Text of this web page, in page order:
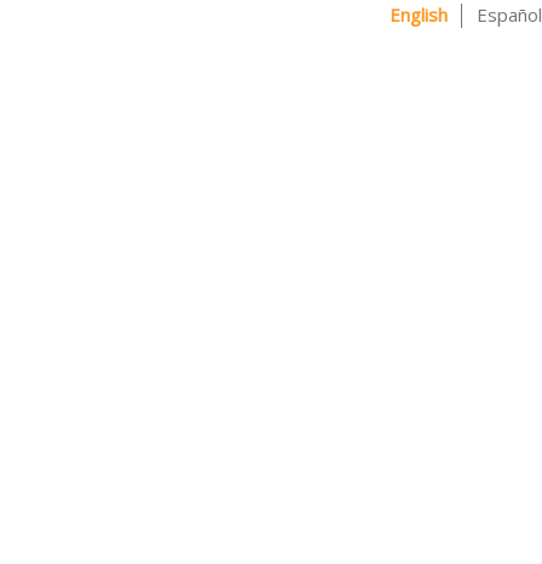
English Español